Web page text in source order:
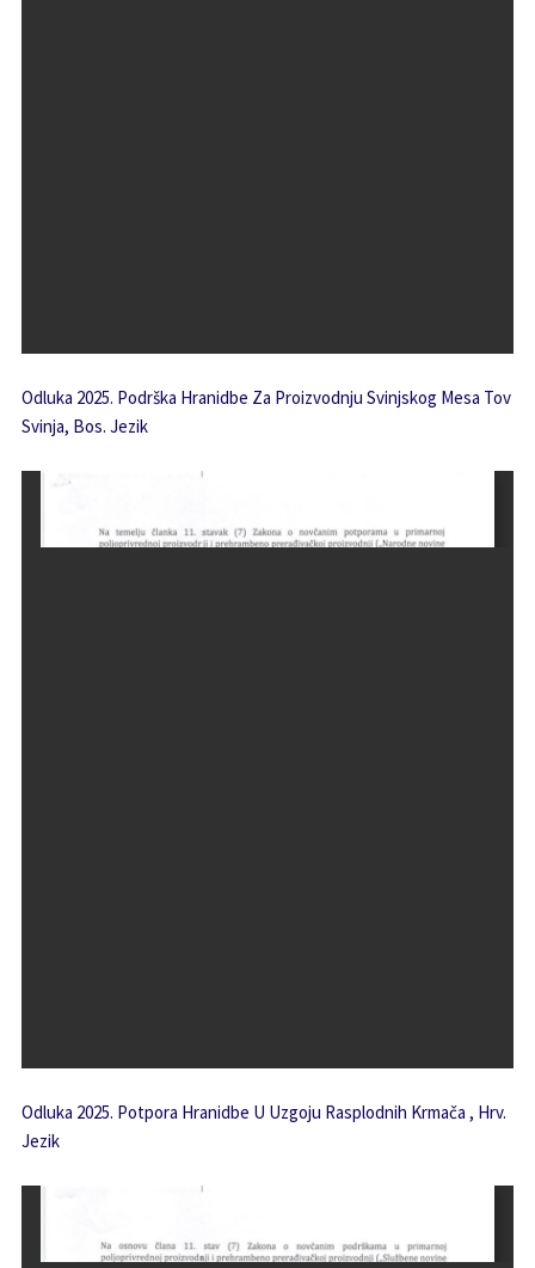
Odluka 2025. Podrška Hranidbe Za Proizvodnju Svinjskog Mesa Tov
Svinja, Bos. Jezik
Odluka 2025. Potpora Hranidbe U Uzgoju Rasplodnih Krmača , Hrv.
Jezik